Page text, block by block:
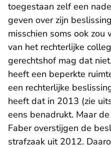
toegestaan zelf een
geven over zijn
misschien soms ook zou
van het rechterlijke
gerechtshof mag dat
heeft een beperkte
een rechterlijke
heeft dat in 2013 (zie
eens benadrukt. Maar
Faber overstijgen de
strafzaak uit 2012.